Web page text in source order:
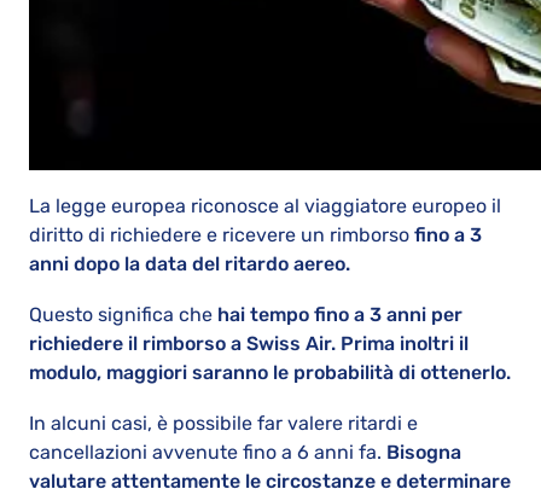
La legge europea riconosce al viaggiatore europeo il
diritto di richiedere e ricevere un rimborso fino a 3
anni dopo la data del ritardo aereo.
Questo significa che hai tempo fino a 3 anni per
richiedere il rimborso a Swiss Air. Prima inoltri il
modulo, maggiori saranno le probabilità di ottenerlo.
In alcuni casi, è possibile far valere ritardi e
cancellazioni avvenute fino a 6 anni fa. Bisogna
valutare attentamente le circostanze e determinare